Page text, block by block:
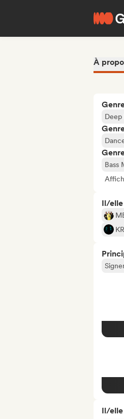
À
Deep
Bass
Il/
Il/